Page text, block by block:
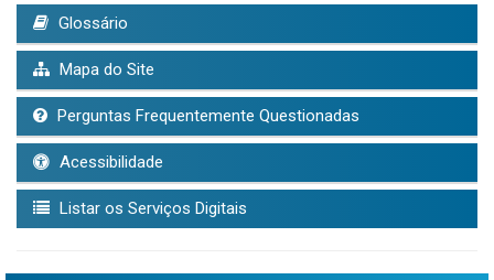
Glossário
Mapa do Site
Perguntas Frequentemente Questionadas
Acessibilidade
Listar os Serviços Digitais